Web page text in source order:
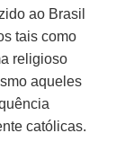
ao Brasil
tais como
religioso
aqueles
católicas.